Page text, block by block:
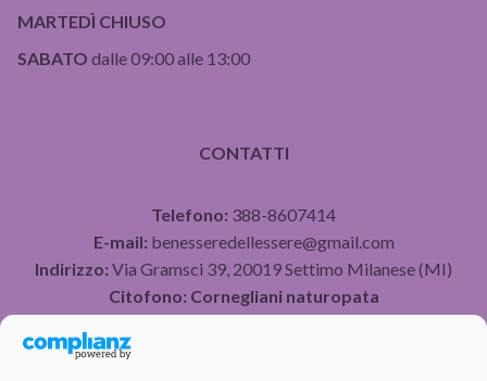
MARTEDÌ CHIUSO
SABATO dalle 09:00 alle 13:00
CONTATTI
Telefono: 388-8607414
E-mail: benesseredellessere@gmail.com
Indirizzo: Via Gramsci 39, 20019 Settimo Milanese (MI)
Citofono: Cornegliani naturopata